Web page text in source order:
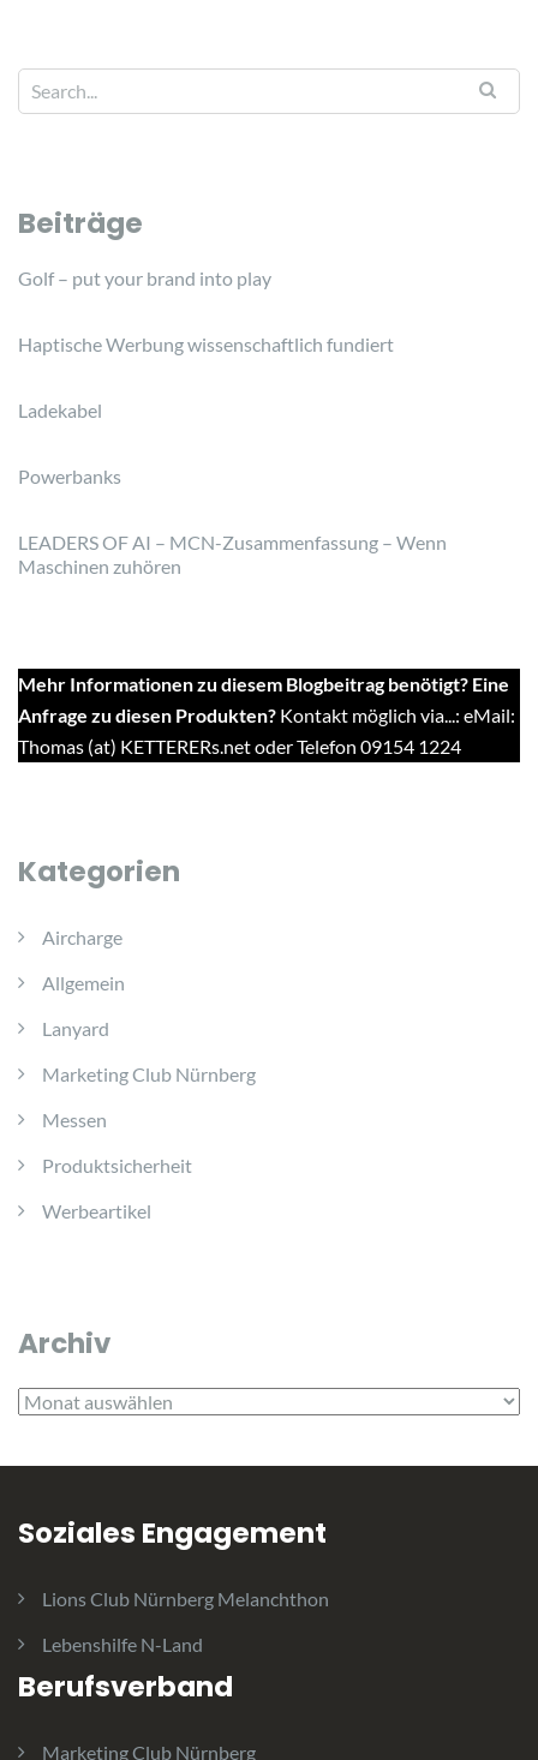
Beiträge
Golf – put your brand into play
Haptische Werbung wissenschaftlich fundiert
Ladekabel
Powerbanks
LEADERS OF AI – MCN-Zusammenfassung – Wenn
Maschinen zuhören
Mehr Informationen zu diesem Blogbeitrag benötigt? Eine
Anfrage zu diesen Produkten? Kontakt möglich via...: eMail:
Thomas (at) KETTERERs.net oder Telefon 09154 1224
Kategorien
Aircharge
Allgemein
Lanyard
Marketing Club Nürnberg
Messen
Produktsicherheit
Werbeartikel
Archiv
Archiv
Soziales Engagement
Lions Club Nürnberg Melanchthon
Lebenshilfe N-Land
Berufsverband
Marketing Club Nürnberg